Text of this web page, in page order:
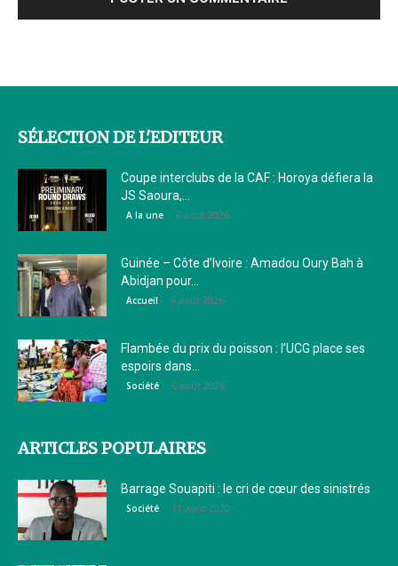
SÉLECTION DE L'EDITEUR
Coupe interclubs de la CAF : Horoya défiera la
JS Saoura,...
A la une 6 août 2026
Guinée – Côte d’Ivoire : Amadou Oury Bah à
Abidjan pour...
Accueil 6 août 2026
Flambée du prix du poisson : l’UCG place ses
espoirs dans...
Société 6 août 2026
ARTICLES POPULAIRES
Barrage Souapiti : le cri de cœur des sinistrés
Société 11 août 2020